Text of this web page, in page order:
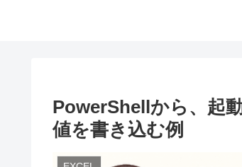
PowerShellから、起
値を書き込む例